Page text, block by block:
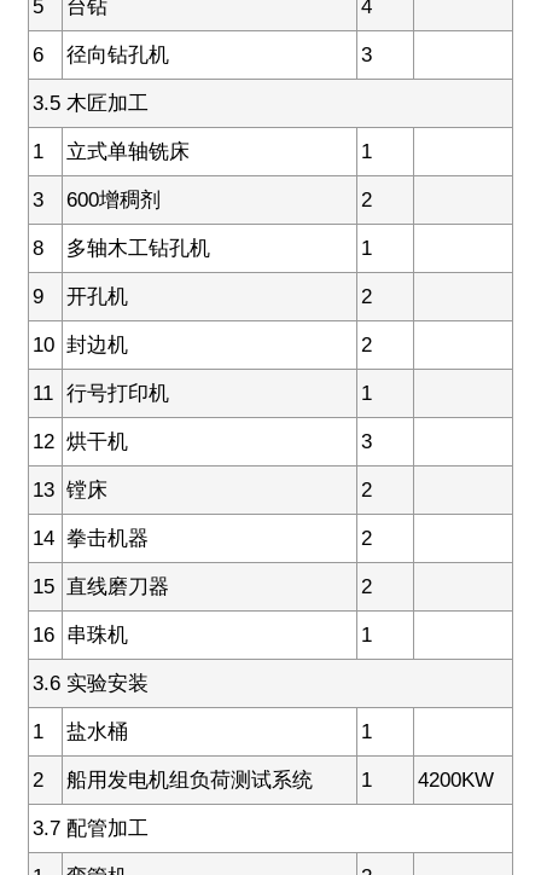
5 台钻 4
6 径向钻孔机 3
3.5 木匠加工
1 立式单轴铣床 1
3 600增稠剂 2
8 多轴木工钻孔机 1
9 开孔机 2
10 封边机 2
11 行号打印机 1
12 烘干机 3
13 镗床 2
14 拳击机器 2
15 直线磨刀器 2
16 串珠机 1
3.6 实验安装
1 盐水桶 1
2 船用发电机组负荷测试系统 1 4200KW
3.7 配管加工